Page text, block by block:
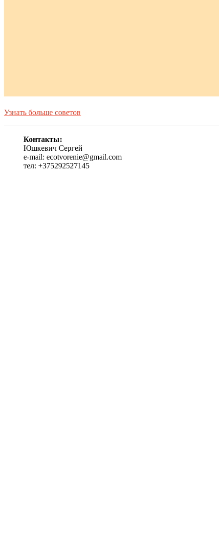
Узнать больше советов
Контакты:
Юшкевич Сергей
e-mail: ecotvorenie@gmail.com
тел: +375292527145